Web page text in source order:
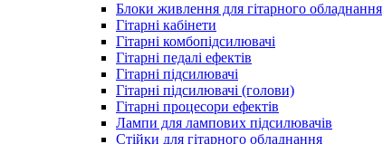
Блоки живлення для гітарного обладнання
Гітарні кабінети
Гітарні комбопідсилювачі
Гітарні педалі ефектів
Гітарні підсилювачі
Гітарні підсилювачі (голови)
Гітарні процесори ефектів
Лампи для лампових підсилювачів
Стійки для гітарного обладнання